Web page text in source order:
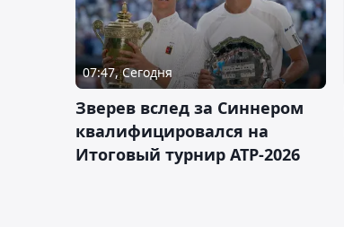
07:47, Сегодня
Зверев вслед за Синнером
квалифицировался на
Итоговый турнир ATP-2026